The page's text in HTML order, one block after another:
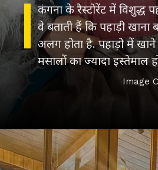
कंगना के रेस्टोरेंट में विशुद्ध
वे बताती हैं कि पहाड़ी खाना
अलग होता है. पहाड़ो में
मसालों का ज्यादा इस्तेमाल
Image